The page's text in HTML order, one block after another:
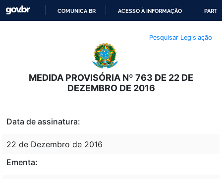
O
CONTEÚDO
COMUNICA BR ACESSO À INFORMAÇÃO
Pesquisar Legislação
MEDIDA PROVISÓRIA Nº 763 DE 22 DE
DEZEMBRO DE 2016
Data de assinatura:
22 de Dezembro de 2016
Ementa: